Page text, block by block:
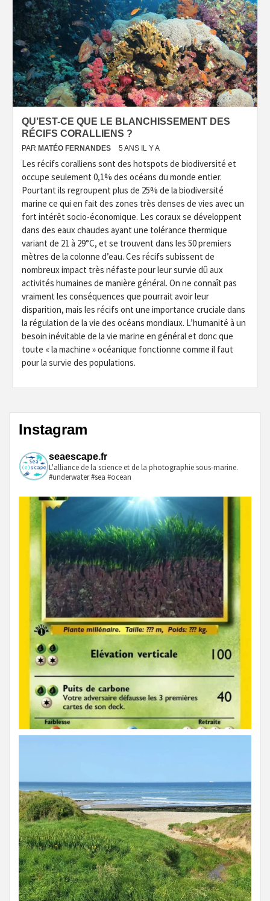
QU’EST-CE QUE LE BLANCHISSEMENT DES
RÉCIFS CORALLIENS ?
PAR MATÉO FERNANDES 5 ANS IL Y A
Les récifs coralliens sont des hotspots de biodiversité et
occupe seulement 0,1% des océans du monde entier.
Pourtant ils regroupent plus de 25% de la biodiversité
marine ce qui en fait des zones très denses de vies avec un
fort intérêt socio-économique. Les coraux se développent
dans des eaux chaudes ayant une tolérance thermique
variant de 21 à 29°C, et se trouvent dans les 50 premiers
mètres de la colonne d’eau. Ces récifs subissent de
nombreux impact très néfaste pour leur survie dû aux
activités humaines de manière général. On ne connaît pas
vraiment les conséquences que pourrait avoir leur
disparition, mais les récifs ont une importance cruciale dans
la régulation de la vie des océans mondiaux. L’humanité à un
besoin inévitable de la vie marine en général et donc que
toute « la machine » océanique fonctionne comme il faut
pour la survie des populations.
Instagram
seaescape.fr
L'alliance de la science et de la photographie sous-marine.
#underwater #sea #ocean